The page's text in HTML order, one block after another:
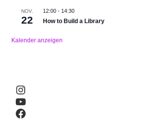
NOV.
22
12:00- 14:30
How to Build a Library
Kalender anzeigen
Instagram
YouTube
Facebook